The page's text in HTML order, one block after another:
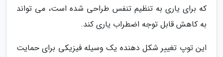
که برای یاری به تنظیم تنفس طراحی شده است، می تواند
به کاهش قابل توجه اضطراب یاری کند.
این توپ تغییر شکل دهنده یک وسیله فیزیکی برای حمایت